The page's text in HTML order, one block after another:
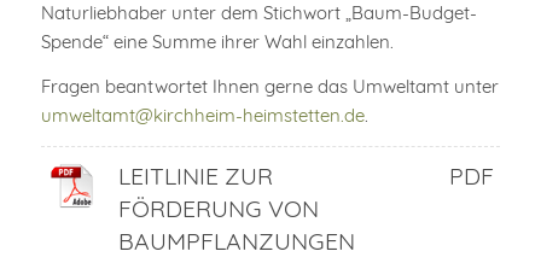
Naturliebhaber unter dem Stichwort „Baum-Budget-
Spende“ eine Summe ihrer Wahl einzahlen.
Fragen beantwortet Ihnen gerne das Umweltamt unter
umweltamt@kirchheim-heimstetten.de.
LEITLINIE ZUR
FÖRDERUNG VON
BAUMPFLANZUNGEN
PDF